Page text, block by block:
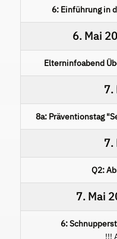
6: Einführung in
6. Mai
Elterninfoabend
7.
8a: Präventionstag
7.
Q2:
7. Mai
6:
!!!